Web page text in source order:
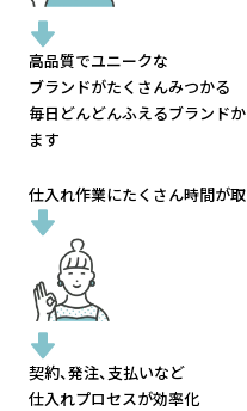
高品質でユニークな
ブランドがたくさんみつかる
毎日どんどんふえるブランド
ます
仕入れ作業にたくさん時間が
契約、発注、支払いなど
仕入れプロセスが効率化